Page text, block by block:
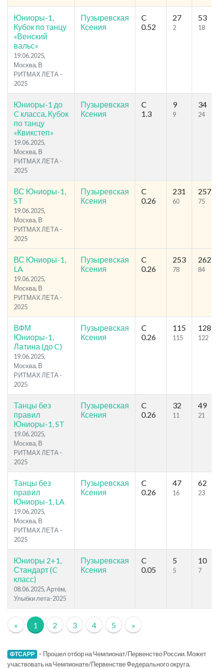
Юниоры-1,
Кубок по танцу
«Венский
вальс»
19.06.2025,
Москва, В
РИТМАХ ЛЕТА -
2025
Пузыревская
Ксения
C
0.52
27
2
53
18
Юниоры-1 до
C класса, Кубок
по танцу
«Квикстеп»
19.06.2025,
Москва, В
РИТМАХ ЛЕТА -
2025
Пузыревская
Ксения
C
1.3
9
9
34
24
ВС Юниоры-1,
ST
19.06.2025,
Москва, В
РИТМАХ ЛЕТА -
2025
Пузыревская
Ксения
C
0.26
231
60
257
75
ВС Юниоры-1,
LA
19.06.2025,
Москва, В
РИТМАХ ЛЕТА -
2025
Пузыревская
Ксения
C
0.26
253
78
262
84
ВФМ
Юниоры-1,
Латина (до C)
19.06.2025,
Москва, В
РИТМАХ ЛЕТА -
2025
Пузыревская
Ксения
C
0.26
115
115
128
122
Танцы без
правил
Юниоры-1, ST
19.06.2025,
Москва, В
РИТМАХ ЛЕТА -
2025
Пузыревская
Ксения
C
0.26
32
11
49
21
Танцы без
правил
Юниоры-1, LA
19.06.2025,
Москва, В
РИТМАХ ЛЕТА -
2025
Пузыревская
Ксения
C
0.26
47
16
62
23
Юниоры 2+1,
Стандарт (C
класс)
08.06.2025, Артём,
Улыбки лета-2025
Пузыревская
Ксения
C
0.05
5
5
10
7
« 1 2 3 4 5 »
ФТСАРР - Прошел отбор на Чемпионат/Первенство России. Может
участвовать на Чемпионате/Первенстве Федерального округа.